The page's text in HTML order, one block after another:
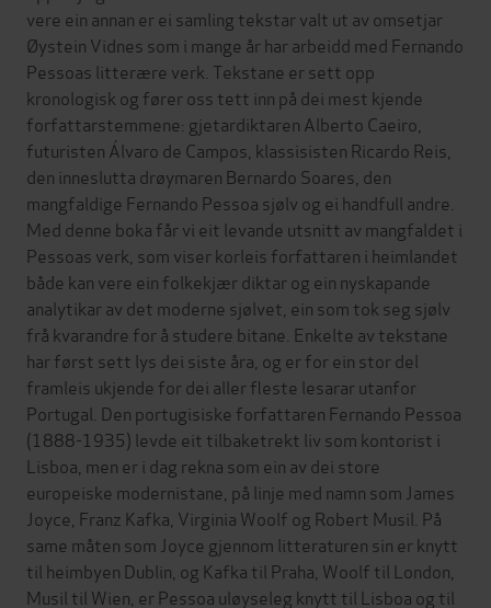
vere ein annan er ei samling tekstar valt ut av omsetjar
Øystein Vidnes som i mange år har arbeidd med Fernando
Pessoas litterære verk. Tekstane er sett opp
kronologisk og fører oss tett inn på dei mest kjende
forfattarstemmene: gjetardiktaren Alberto Caeiro,
futuristen Álvaro de Campos, klassisisten Ricardo Reis,
den inneslutta drøymaren Bernardo Soares, den
mangfaldige Fernando Pessoa sjølv og ei handfull andre.
Med denne boka får vi eit levande utsnitt av mangfaldet i
Pessoas verk, som viser korleis forfattaren i heimlandet
både kan vere ein folkekjær diktar og ein nyskapande
analytikar av det moderne sjølvet, ein som tok seg sjølv
frå kvarandre for å studere bitane. Enkelte av tekstane
har først sett lys dei siste åra, og er for ein stor del
framleis ukjende for dei aller fleste lesarar utanfor
Portugal. Den portugisiske forfattaren Fernando Pessoa
(1888-1935) levde eit tilbaketrekt liv som kontorist i
Lisboa, men er i dag rekna som ein av dei store
europeiske modernistane, på linje med namn som James
Joyce, Franz Kafka, Virginia Woolf og Robert Musil. På
same måten som Joyce gjennom litteraturen sin er knytt
til heimbyen Dublin, og Kafka til Praha, Woolf til London,
Musil til Wien, er Pessoa uløyseleg knytt til Lisboa og til